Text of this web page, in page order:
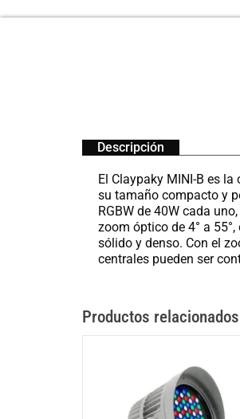
Descripción
El Claypaky MINI-B es
su tamaño compacto y
RGBW de 40W cada
zoom óptico de 4° a
sólido y denso. Con el
centrales pueden ser
Productos relacionados